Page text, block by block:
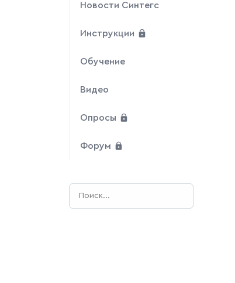
Новости Синтегс
Инструкции
Обучение
Видео
Опросы
Форум